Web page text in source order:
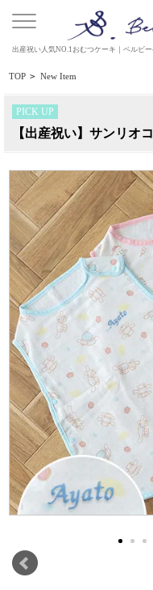
出産祝い人気NO.1おむつケーキ｜ベルビ
TOP > New Item
PICK UP
【出産祝い】サンリオ